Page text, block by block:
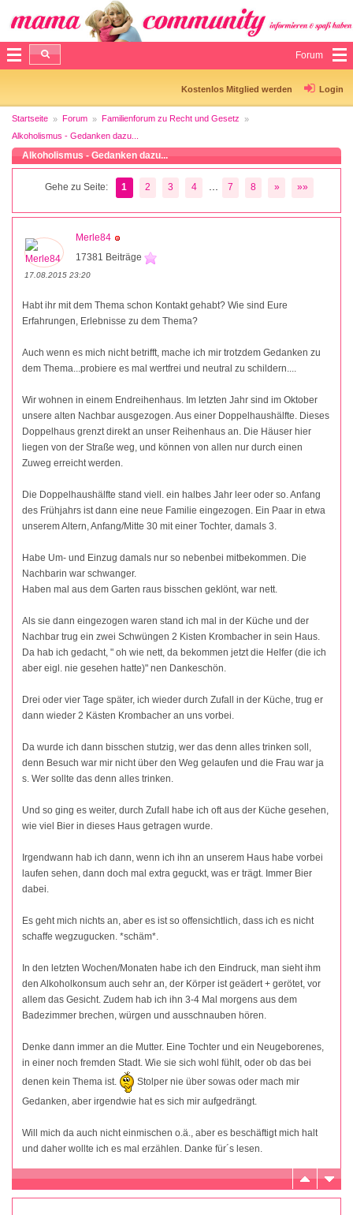
Forum
Kostenlos Mitglied werden Login
Startseite Forum
Familienforum zu Recht und Gesetz
Alkoholismus - Gedanken dazu...
Alkoholismus - Gedanken dazu...
Gehe zu Seite: 1 2 3 4 7 8 » »»
Merle84
17381 Beiträge
17.08.2015 23:20
Habt ihr mit dem Thema schon Kontakt gehabt? Wie sind Eure
Erfahrungen, Erlebnisse zu dem Thema?
Auch wenn es mich nicht betrifft, mache ich mir trotzdem Gedanken zu
dem Thema...probiere es mal wertfrei und neutral zu schildern....
Wir wohnen in einem Endreihenhaus. Im letzten Jahr sind im Oktober
unsere alten Nachbar ausgezogen. Aus einer Doppelhaushälfte. Dieses
Doppelhaus grenzt direkt an unser Reihenhaus an. Die Häuser hier
liegen von der Straße weg, und können von allen nur durch einen
Zuweg erreicht werden.
Die Doppelhaushälfte stand viell. ein halbes Jahr leer oder so. Anfang
des Frühjahrs ist dann eine neue Familie eingezogen. Ein Paar in etwa
unserem Altern, Anfang/Mitte 30 mit einer Tochter, damals 3.
Habe Um- und Einzug damals nur so nebenbei mitbekommen. Die
Nachbarin war schwanger.
Haben mal aus dem Garten raus bisschen geklönt, war nett.
Als sie dann eingezogen waren stand ich mal in der Küche und der
Nachbar trug ein zwei Schwüngen 2 Kisten Krombacher in sein Haus.
Da hab ich gedacht, " oh wie nett, da bekommen jetzt die Helfer (die ich
aber eigl. nie gesehen hatte)" nen Dankeschön.
Drei oder vier Tage später, ich wieder durch Zufall in der Küche, trug er
dann wieder 2 Kästen Krombacher an uns vorbei.
Da wurde ich dann bisschen stutzig, wer das denn alles trinken soll,
denn Besuch war mir nicht über den Weg gelaufen und die Frau war ja
s. Wer sollte das denn alles trinken.
Und so ging es weiter, durch Zufall habe ich oft aus der Küche gesehen,
wie viel Bier in dieses Haus getragen wurde.
Irgendwann hab ich dann, wenn ich ihn an unserem Haus habe vorbei
laufen sehen, dann doch mal extra geguckt, was er trägt. Immer Bier
dabei.
Es geht mich nichts an, aber es ist so offensichtlich, dass ich es nicht
schaffe wegzugucken. *schäm*.
In den letzten Wochen/Monaten habe ich den Eindruck, man sieht ihm
den Alkoholkonsum auch sehr an, der Körper ist geädert + gerötet, vor
allem das Gesicht. Zudem hab ich ihn 3-4 Mal morgens aus dem
Badezimmer brechen, würgen und ausschnauben hören.
Denke dann immer an die Mutter. Eine Tochter und ein Neugeborenes,
in einer noch fremden Stadt. Wie sie sich wohl fühlt, oder ob das bei
denen kein Thema ist.
Stolper nie über sowas oder mach mir
Gedanken, aber irgendwie hat es sich mir aufgedrängt.
Will mich da auch nicht einmischen o.ä., aber es beschäftigt mich halt
und daher wollte ich es mal erzählen. Danke für´s lesen.